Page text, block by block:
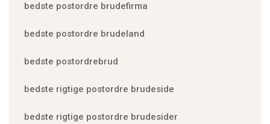
bedste postordre brudefirma
bedste postordre brudeland
bedste postordrebrud
bedste rigtige postordre brudeside
bedste rigtige postordre brudesider